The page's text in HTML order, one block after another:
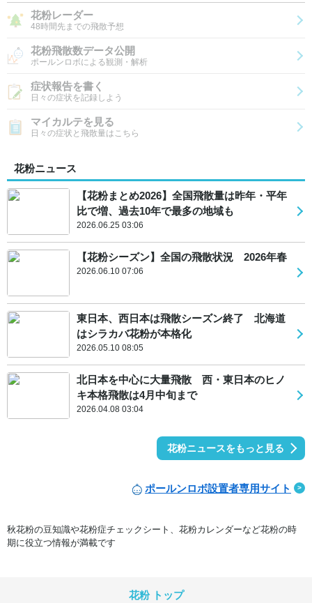
花粉レーダー
48時間先までの飛散予想
花粉飛散数データ公開
ポールンロボによる観測・解析
症状報告を書く
日々の症状を記録しよう
マイカルテを見る
日々の症状と飛散量はこちら
花粉ニュース
【花粉まとめ2026】全国飛散量は昨年・平年
比で増、過去10年で最多の地域も
2026.06.25 03:06
【花粉シーズン】全国の飛散状況 2026年春
2026.06.10 07:06
東日本、西日本は飛散シーズン終了 北海道
はシラカバ花粉が本格化
2026.05.10 08:05
北日本を中心に大量飛散 西・東日本のヒノ
キ本格飛散は4月中旬まで
2026.04.08 03:04
花粉ニュースをもっと見る
ポールンロボ設置者専用サイト
秋花粉の豆知識や花粉症チェックシート、花粉カレンダーなど花粉の時
期に役立つ情報が満載です
花粉 トップ